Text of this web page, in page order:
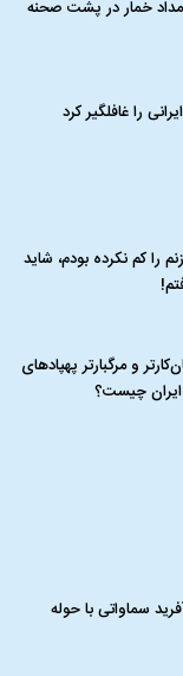
خمار در پشت صحنه
را غافلگیر کرد
را کم نکرده بودم، شاید
و مرگبارتر پهپادهای
ایران چیست؟
سماواتی با حوله